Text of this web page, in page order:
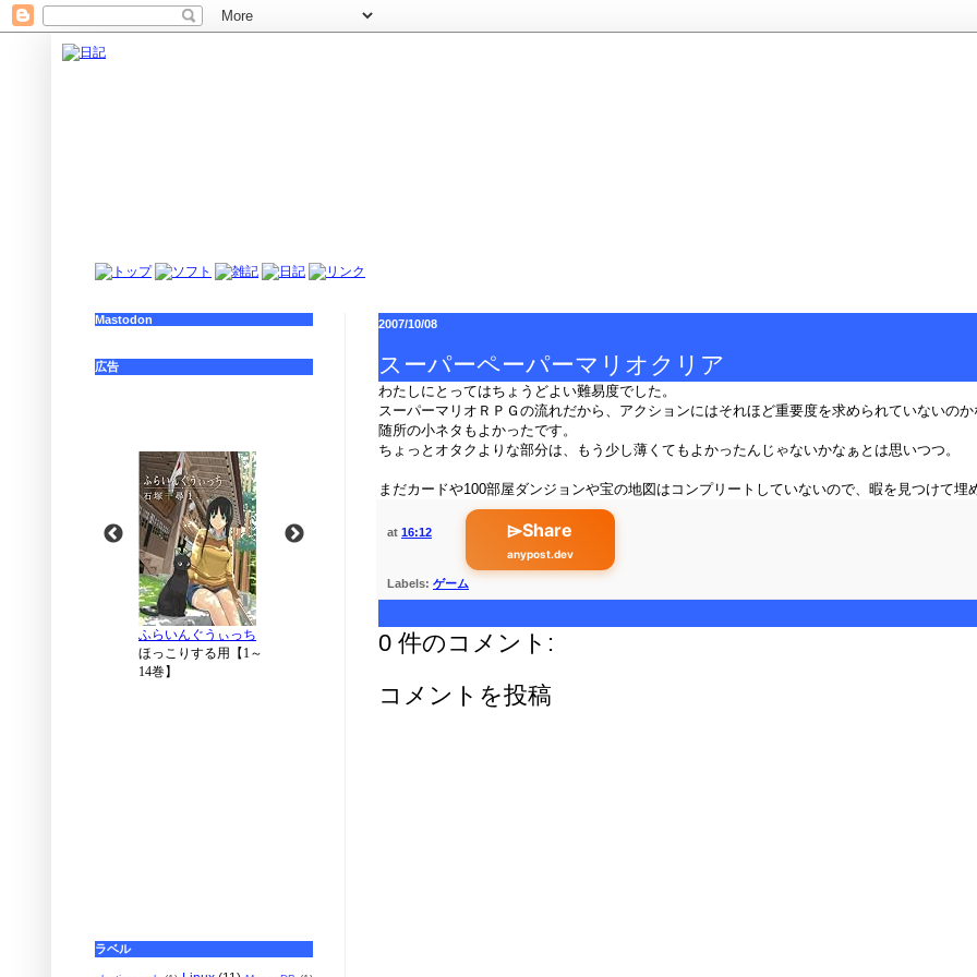
2007/10/08
スーパーペーパーマリオクリア
わたしにとってはちょうどよい難易度でした。
スーパーマリオＲＰＧの流れだから、アクションにはそれほど重要度を求められていないのか
随所の小ネタもよかったです。
ちょっとオタクよりな部分は、もう少し薄くてもよかったんじゃないかなぁとは思いつつ。
まだカードや100部屋ダンジョンや宝の地図はコンプリートしていないので、暇を見つけて埋
at 16:12 ⌲Share
anypost.dev
Labels: ゲーム
0 件のコメント:
コメントを投稿
Mastodon
広告
ラベル